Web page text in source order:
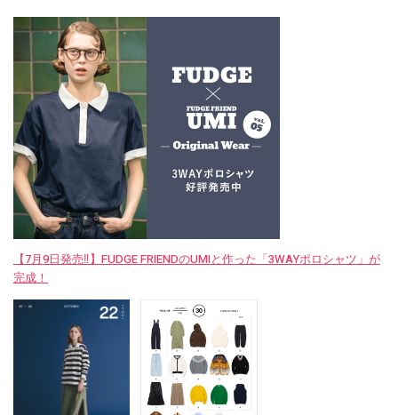
【7月9日発売‼︎】FUDGE FRIENDのUMIと作った「3WAYポロシャツ」が
完成！